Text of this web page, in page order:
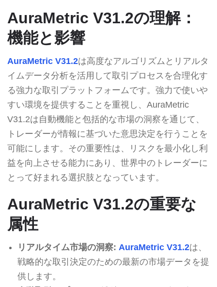
AuraMetric V31.2の理解：
機能と影響
AuraMetric V31.2は高度なアルゴリズムとリアルタ
イムデータ分析を活用して取引プロセスを合理化す
る強力な取引プラットフォームです。強力で使いや
すい環境を提供することを重視し、AuraMetric
V31.2は自動機能と包括的な市場の洞察を通じて、
トレーダーが情報に基づいた意思決定を行うことを
可能にします。その重要性は、リスクを最小化し利
益を向上させる能力にあり、世界中のトレーダーに
とって好まれる選択肢となっています。
AuraMetric V31.2の重要な
属性
リアルタイム市場の洞察: AuraMetric V31.2は、
戦略的な取引決定のための最新の市場データを提
供します。